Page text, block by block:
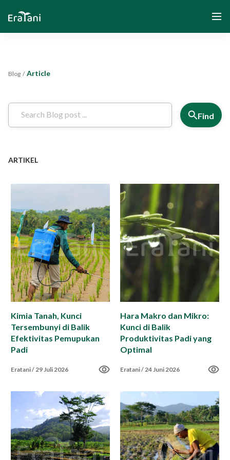
Yayasan Segenggam Beras
Media
Impact Report
Career
EN
Blog / Article
Find
ARTIKEL
Kimia Tanah, Kunci
Tersembunyi di Balik
Efektivitas Pemupukan
Padi
Eratani/29 Juli 2026
Hara Makro dan Mikro:
Kunci di Balik
Produktivitas Padi yang
Optimal
Eratani/24 Juni 2026